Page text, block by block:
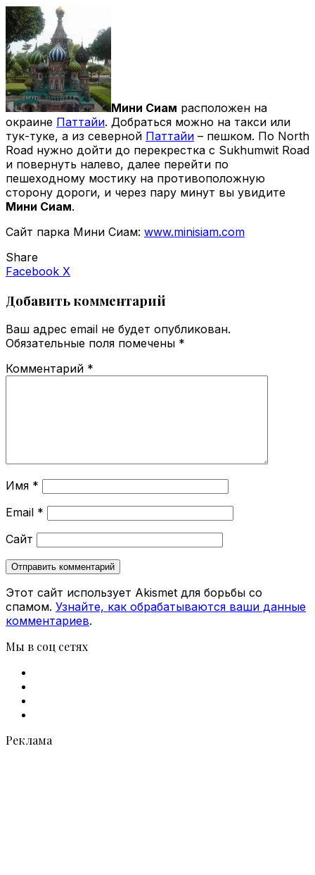
Мини Сиам расположен на
окраине Паттайи. Добраться можно на такси или
тук-туке, а из северной Паттайи – пешком. По North
Road нужно дойти до перекрестка с Sukhumwit Road
и повернуть налево, далее перейти по
пешеходному мостику на противоположную
сторону дороги, и через пару минут вы увидите
Мини Сиам.
Сайт парка Мини Сиам: www.minisiam.com
Share
Facebook X
Добавить комментарий
Ваш адрес email не будет опубликован.
Обязательные поля помечены *
Комментарий *
Имя *
Email *
Сайт
Этот сайт использует Akismet для борьбы со
спамом. Узнайте, как обрабатываются ваши данные
комментариев.
Мы в соц сетях
Реклама